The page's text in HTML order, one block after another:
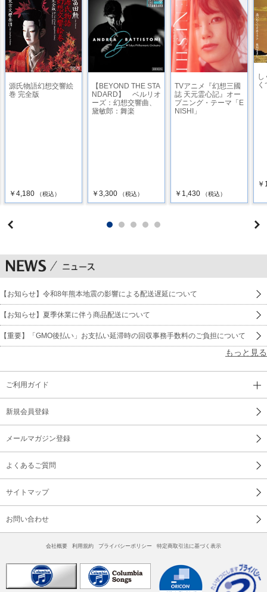
源氏物語幻想交響絵
巻 完全版
￥4,180 （税込）
【BEYOND THE STA
NDARD】 ベルリオ
ーズ：幻想交響曲、
黛敏郎：舞楽
￥3,300 （税込）
TVアニメ『幻想三國
誌 天元霊心記』オー
プニング・テーマ「E
NISHI」
￥1,430 （税込）
し
【お知らせ】令和8年熊本地震の影響による配送遅延について
【お知らせ】夏季休業に伴う商品配送について
【重要】「GMO後払い」お支払い延滞時の回収事務手数料のご負担について
もっと見る
ご利用ガイド
新規会員登録
メールマガジン登録
よくあるご質問
サイトマップ
お問い合わせ
会社概要 利用規約 プライバシーポリシー 特定商取引法に基づく表示